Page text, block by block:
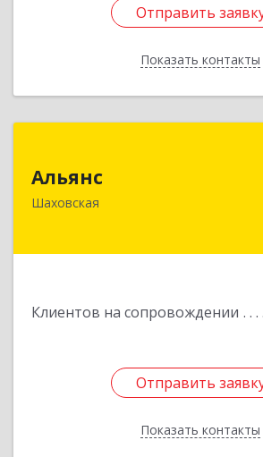
Отправить
Показать контакты
Отправить
Назад
Альянс
Шаховская
Клиентов на сопровождении
Отправить
Показать контакты
рп.Шаховская, ул.1-я
Отправить
Назад